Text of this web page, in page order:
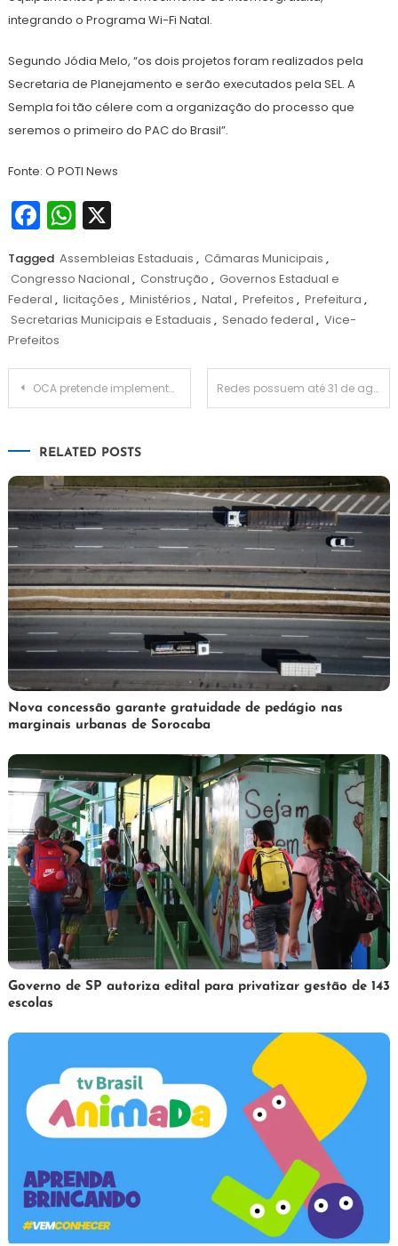
integrando o Programa Wi-Fi Natal.
Segundo Jódia Melo, “os dois projetos foram realizados pela
Secretaria de Planejamento e serão executados pela SEL. A
Sempla foi tão célere com a organização do processo que
seremos o primeiro do PAC do Brasil”.
Fonte: O POTI News
Facebook
WhatsApp
X
Tagged Assembleias Estaduais , Câmaras Municipais ,
Congresso Nacional , Construção , Governos Estadual e
Federal , licitações , Ministérios , Natal , Prefeitos , Prefeitura ,
Secretarias Municipais e Estaduais , Senado federal , Vice-
Prefeitos
Navegação
OCA pretende implementar Política de Atendimento para a Polícia Civil Redes possuem até 31 de agosto para aderir ao PDDE Campo e Água
RELATED POSTS
3
de
de
2025
Redação
Nova concessão garante gratuidade de pedágio nas
marginais urbanas de Sorocaba
1
de
de
Redação
Governo de SP autoriza edital para privatizar gestão de 143
escolas